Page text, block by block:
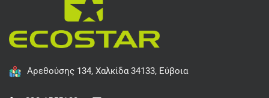
Αρεθούσης 134, Χαλκίδα 34133, Εύβοια